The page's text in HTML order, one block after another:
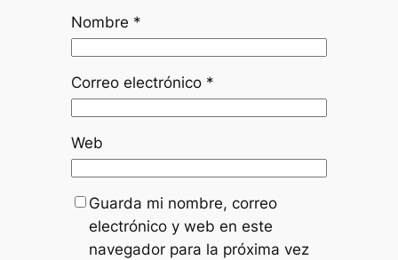
Nombre *
Correo electrónico *
Web
Guarda mi nombre, correo
electrónico y web en este
navegador para la próxima vez